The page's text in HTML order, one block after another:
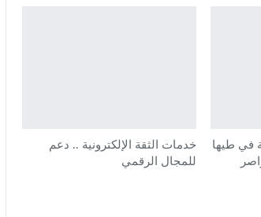
في طيها
خدمات الثقة الإلكترونية .. دعم
للمجال الرقمي